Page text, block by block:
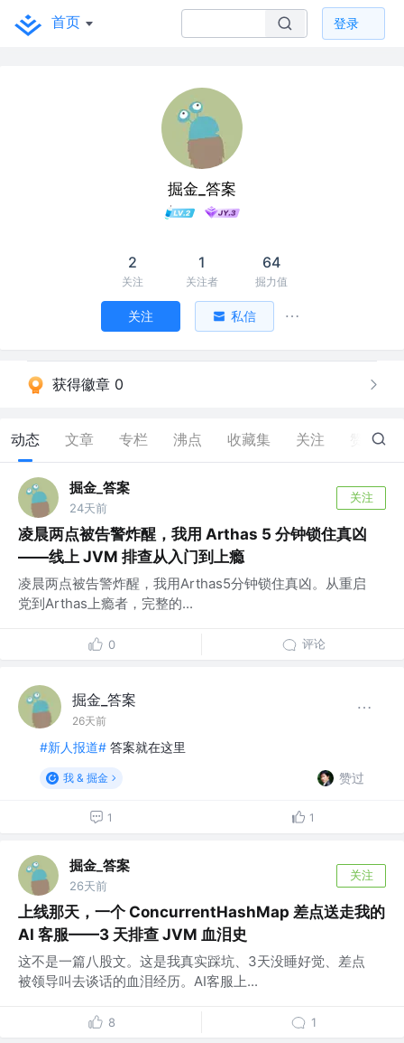
首页 登录
掘金_答案
2
关注
1
关注者
64
掘力值
关注 私信
获得徽章 0
动态 文章 专栏 沸点 收藏集 关注 3
掘金_答案
24天前
关注
凌晨两点被告警炸醒，我用 Arthas 5 分钟锁住真凶
——线上 JVM 排查从入门到上瘾
凌晨两点被告警炸醒，我用Arthas5分钟锁住真凶。从重启
党到Arthas上瘾者，完整的...
0 评论
掘金_答案
26天前
#新人报道# 答案就在这里
我 & 掘金 赞过
1 1
掘金_答案
26天前
关注
上线那天，一个 ConcurrentHashMap 差点送走我的
AI 客服——3 天排查 JVM 血泪史
这不是一篇八股文。这是我真实踩坑、3天没睡好觉、差点
被领导叫去谈话的血泪经历。AI客服上...
8 1